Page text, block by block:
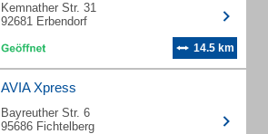
Kemnather Str. 31
92681 Erbendorf
14.5 km
AVIA Xpress
Bayreuther Str. 6
95686 Fichtelberg